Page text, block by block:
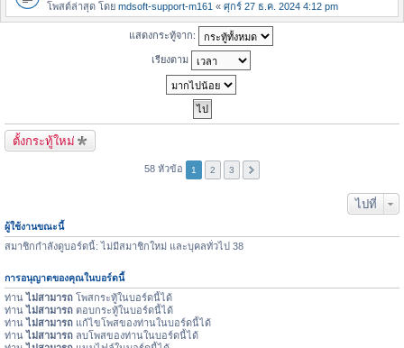
โพสต์ล่าสุด โดย mdsoft-support-m161 « ศุกร์ 27 ธ.ค. 2024 4:12 pm
แสดงกระทู้จาก:
เรียงตาม
ตั้งกระทู้ใหม่
58 หัวข้อ 1 2 3
ไปที่
ผู้ใช้งานขณะนี้
สมาชิกกำลังดูบอร์ดนี้: ไม่มีสมาชิกใหม่ และบุคลทั่วไป 38
การอนุญาตของคุณในบอร์ดนี้
ท่านไม่สามารถ โพสกระทู้ในบอร์ดนี้ได้
ท่านไม่สามารถ ตอบกระทู้ในบอร์ดนี้ได้
ท่านไม่สามารถ แก้ไขโพสของท่านในบอร์ดนี้ได้
ท่านไม่สามารถ ลบโพสของท่านในบอร์ดนี้ได้